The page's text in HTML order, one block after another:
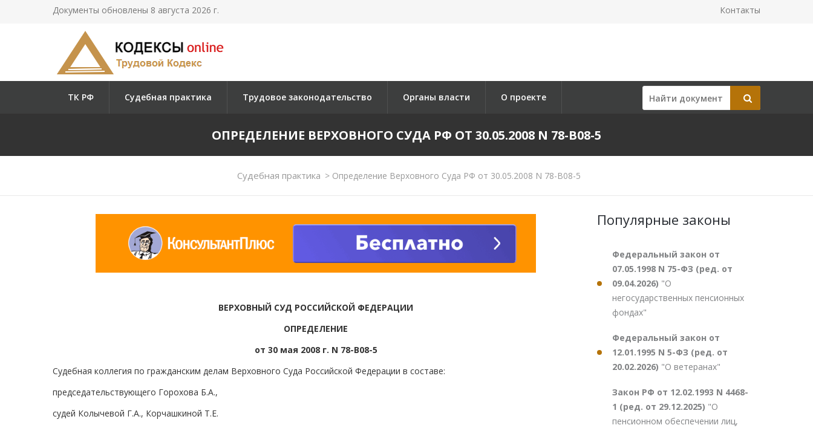
Документы обновлены 8 августа 2026 г. Контакты
ТК РФ Судебная практика Трудовое законодательство Органы власти О проекте
ОПРЕДЕЛЕНИЕ ВЕРХОВНОГО СУДА РФ ОТ 30.05.2008 N 78-В08-5
Судебная практика >Определение Верховного Суда РФ от 30.05.2008 N 78-В08-5
ВЕРХОВНЫЙ СУД РОССИЙСКОЙ ФЕДЕРАЦИИ
ОПРЕДЕЛЕНИЕ
от 30 мая 2008 г. N 78-В08-5
Судебная коллегия по гражданским делам Верховного Суда Российской Федерации в составе:
председательствующего Горохова Б.А.,
судей Колычевой Г.А., Корчашкиной Т.Е.
Популярные законы
Федеральный закон от
07.05.1998 N 75-ФЗ (ред. от
09.04.2026) "О
негосударственных пенсионных
фондах"
Федеральный закон от
12.01.1995 N 5-ФЗ (ред. от
20.02.2026) "О ветеранах"
Закон РФ от 12.02.1993 N 4468-
1 (ред. от 29.12.2025) "О
пенсионном обеспечении лиц,